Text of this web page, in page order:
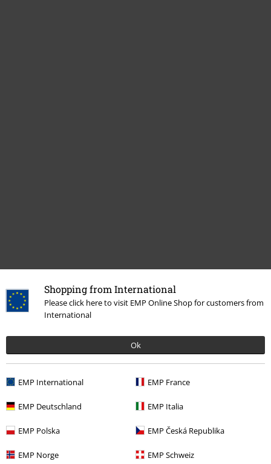
Shopping from International
Please click here to visit EMP Online Shop for customers from
International
Ok
EMP International EMP France
EMP Deutschland EMP Italia
EMP Polska EMP Česká Republika
EMP Norge EMP Schweiz